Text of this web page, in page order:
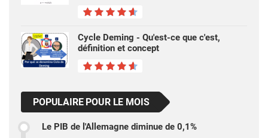
Cycle Deming - Qu'est-ce que c'est,
définition et concept
POPULAIRE POUR LE MOIS
Le PIB de l'Allemagne diminue de 0,1%